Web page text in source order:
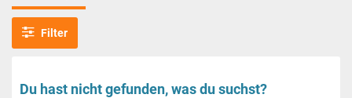
Filter
Du hast nicht gefunden, was du suchst?